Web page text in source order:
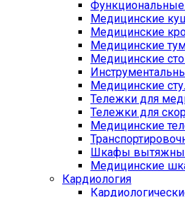
Медицинские
Медицинские
Медицинские
Медицинские
Медицинские
Тележки для
Тележки для
Медицинские
Шкафы
Медицинские
Кардиология